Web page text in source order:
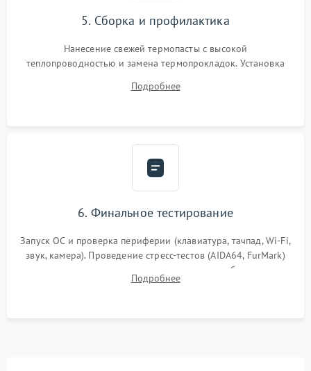
5. Сборка и профилактика
Нанесение свежей термопасты с высокой
теплопроводностью и замена термопрокладок. Установка
шлейфов, модулей памяти и накопителей. Предварительная
Подробнее
6. Финальное тестирование
Запуск ОС и проверка периферии (клавиатура, тачпад, Wi-Fi,
звук, камера). Проведение стресс-тестов (AIDA64, FurMark)
для контроля температурного режима и стабильности
системы под пиковой нагрузкой.
Подробнее